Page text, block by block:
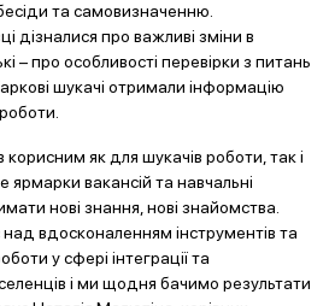
та самовизначенню.
дізналися про важливі зміни в
– про особливості перевірки з питань
шукачі отримали інформацію
як для шукачів роботи, так і
вакансій та навчальні
нові знання, нові знайомства.
вдосконаленням інструментів та
у сфері інтеграції та
і ми щодня бачимо результати